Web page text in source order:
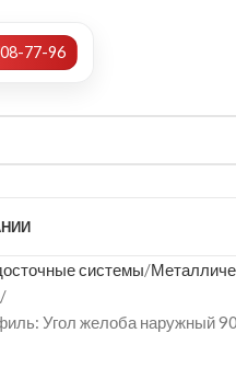
77-96
системы
Угол желоба наружный